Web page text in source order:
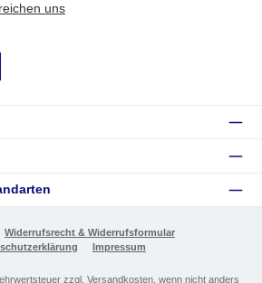
uns
Widerrufsrecht & Widerrufsformular
Impressum
zzgl. Versandkosten, wenn nicht anders